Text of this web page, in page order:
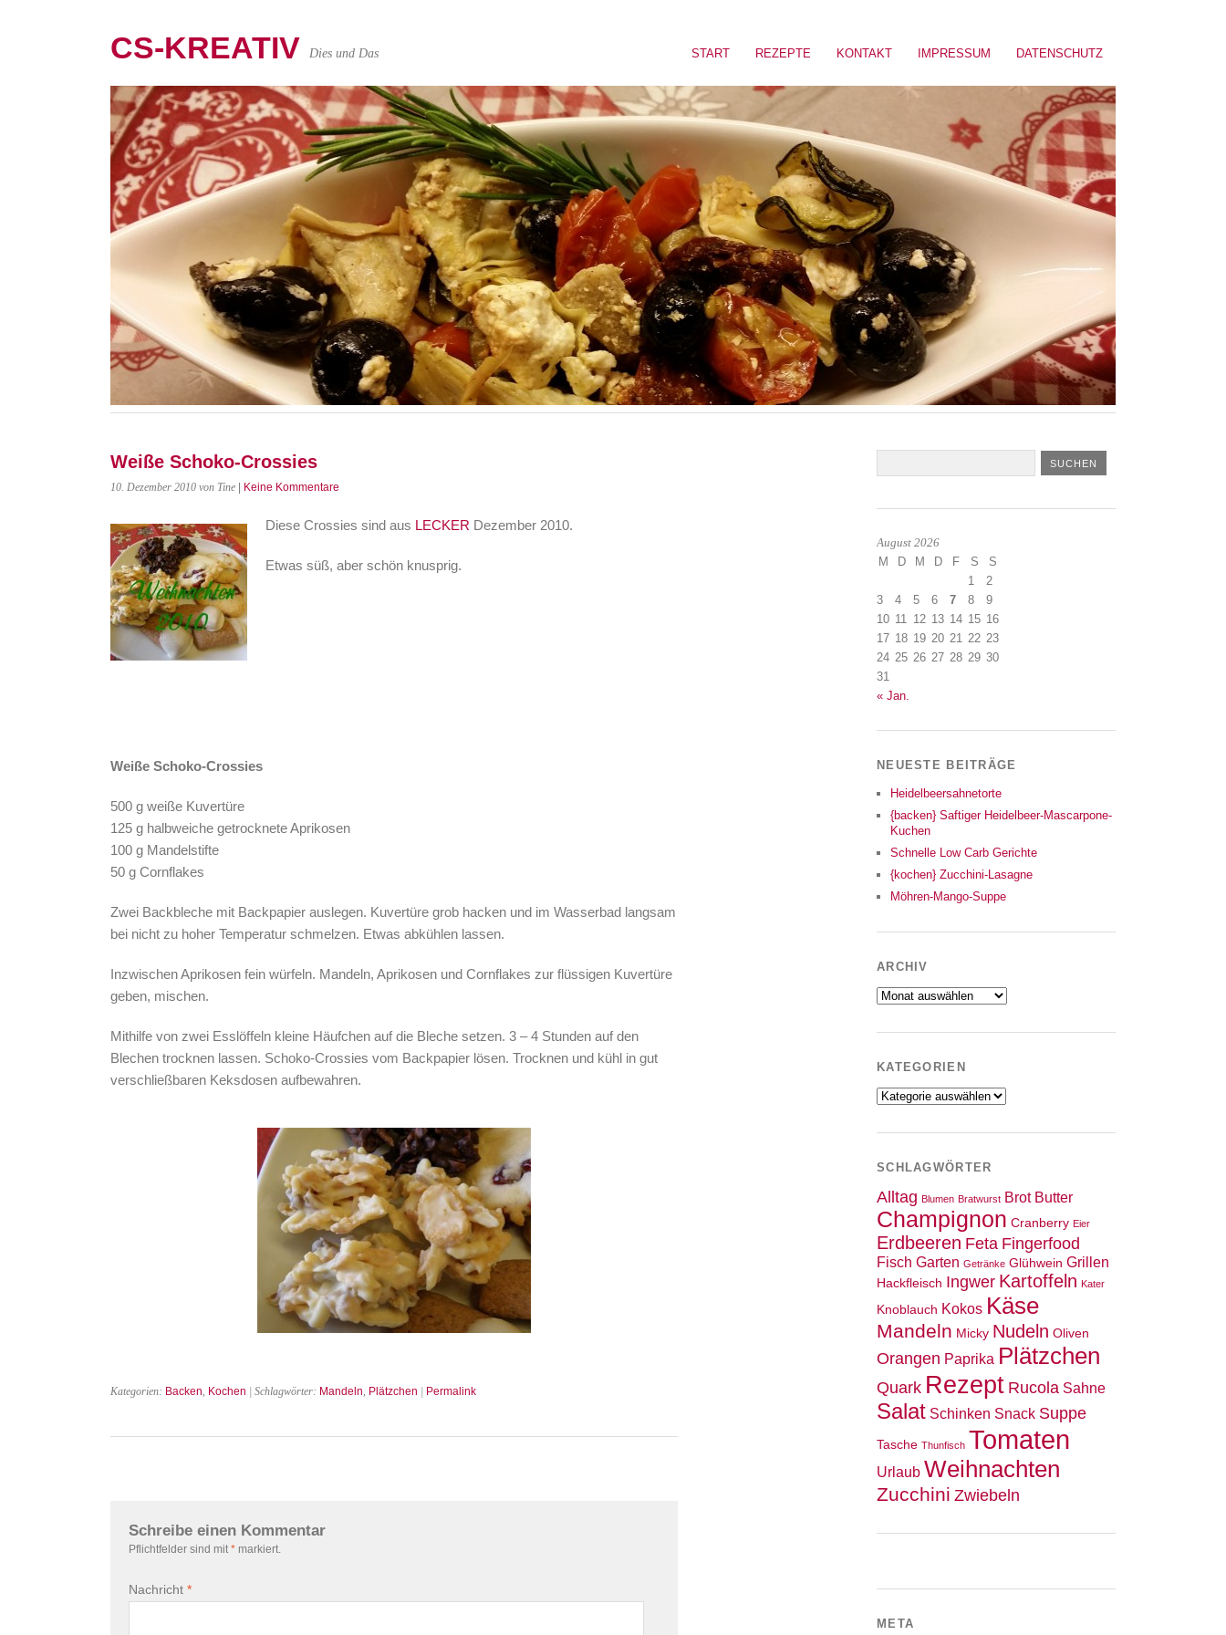
START REZEPTE KONTAKT IMPRESSUM DATENSCHUTZ
CS-KREATIV Dies und Das
Weiße Schoko-Crossies
10. Dezember 2010 von Tine Keine Kommentare
Diese Crossies sind aus LECKER Dezember 2010.
Etwas süß, aber schön knusprig.
Weiße Schoko-Crossies
500 g weiße Kuvertüre
125 g halbweiche getrocknete Aprikosen
100 g Mandelstifte
50 g Cornflakes
Zwei Backbleche mit Backpapier auslegen. Kuvertüre grob hacken und im Wasserbad langsam
bei nicht zu hoher Temperatur schmelzen. Etwas abkühlen lassen.
Inzwischen Aprikosen fein würfeln. Mandeln, Aprikosen und Cornflakes zur flüssigen Kuvertüre
geben, mischen.
Mithilfe von zwei Esslöffeln kleine Häufchen auf die Bleche setzen. 3 – 4 Stunden auf den
Blechen trocknen lassen. Schoko-Crossies vom Backpapier lösen. Trocknen und kühl in gut
verschließbaren Keksdosen aufbewahren.
Kategorien: Backen, Kochen | Schlagwörter: Mandeln, Plätzchen Permalink
Schreibe einen Kommentar
Pflichtfelder sind mit * markiert.
Nachricht *
August 2026
M D M D F S
S
1
2
3
4 5 6 7 8
9
10 11 12 13 14 15 16
17 18 19 20 21 22 23
24 25 26 27 28 29 30
31
« Jan.
NEUESTE BEITRÄGE
Heidelbeersahnetorte
{backen} Saftiger Heidelbeer-Mascarpone-
Kuchen
Schnelle Low Carb Gerichte
{kochen} Zucchini-Lasagne
Möhren-Mango-Suppe
ARCHIV
Archiv
KATEGORIEN
Kategorien
SCHLAGWÖRTER
Alltag Blumen Bratwurst Brot Butter
Champignon Cranberry Eier
Erdbeeren Feta Fingerfood
Fisch Garten Getränke Glühwein Grillen
Hackfleisch Ingwer Kartoffeln Kater
Knoblauch Kokos Käse
Mandeln Micky Nudeln Oliven
Orangen Paprika Plätzchen
Quark Rezept Rucola Sahne
Salat Schinken Snack Suppe
Tasche Thunfisch Tomaten
Urlaub Weihnachten
Zucchini Zwiebeln
META